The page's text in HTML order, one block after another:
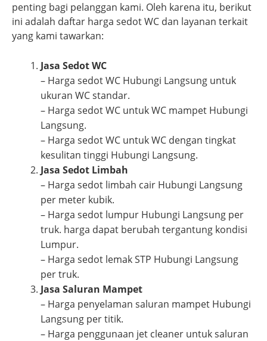
penting bagi pelanggan kami. Oleh karena itu, berikut
ini adalah daftar harga sedot WC dan layanan terkait
yang kami tawarkan:
Jasa Sedot WC
– Harga sedot WC Hubungi Langsung untuk
ukuran WC standar.
– Harga sedot WC untuk WC mampet Hubungi
Langsung.
– Harga sedot WC untuk WC dengan tingkat
kesulitan tinggi Hubungi Langsung.
Jasa Sedot Limbah
– Harga sedot limbah cair Hubungi Langsung
per meter kubik.
– Harga sedot lumpur Hubungi Langsung per
truk. harga dapat berubah tergantung kondisi
Lumpur.
– Harga sedot lemak STP Hubungi Langsung
per truk.
Jasa Saluran Mampet
– Harga penyelaman saluran mampet Hubungi
Langsung per titik.
– Harga penggunaan jet cleaner untuk saluran